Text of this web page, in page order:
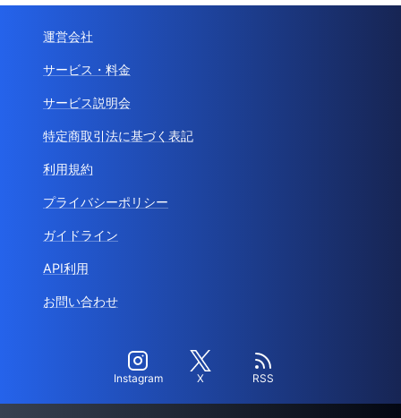
運営会社
サービス・料金
サービス説明会
特定商取引法に基づく表記
利用規約
プライバシーポリシー
ガイドライン
API利用
お問い合わせ
Instagram X RSS